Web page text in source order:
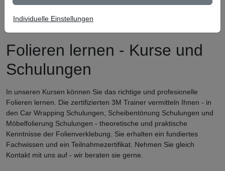
Tag versendet (außer bei Zahlungsart Vorauskasse)
Folieren lernen - Kurse und
Schulungen
In unseren Kursen können Sie das richtige und profesionelle
Folieren lernen. Die zertifizierten 3M Trainer vermitteln Ihnen - in
den Car Wrapping Schulungen, Scheibentönung Schulungen und
Möbelfolierung Schulungen - theoretische und praktische
Kenntnisse der Folienverklebung. Sie erhalten ein fundiertes
Fachwissen und ein Teilnahmezertifikat. Nehmen Sie gleich
Kontakt mit uns auf - wir beraten sie gerne.
Individuelle Einstellungen